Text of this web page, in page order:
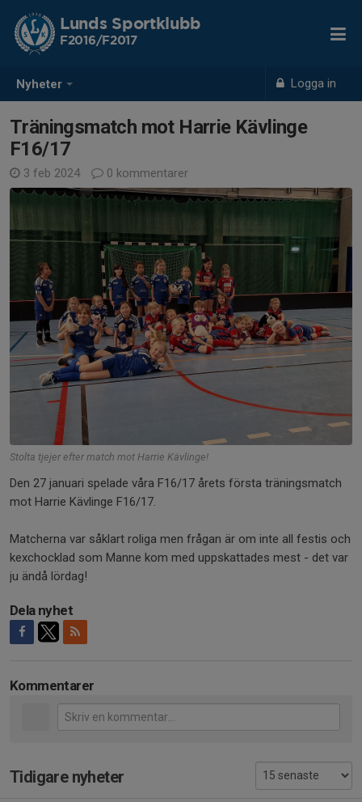
Nyheter Logga in
Lunds Sportklubb
F2016/F2017
Träningsmatch mot Harrie Kävlinge
F16/17
3 feb 2024 0 kommentarer
Stolta tjejer efter match mot Harrie Kävlinge!
Den 27 januari spelade våra F16/17 årets första träningsmatch
mot Harrie Kävlinge F16/17.
Matcherna var såklart roliga men frågan är om inte all festis och
kexchocklad som Manne kom med uppskattades mest - det var
ju ändå lördag!
Dela nyhet
Kommentarer
Tidigare nyheter